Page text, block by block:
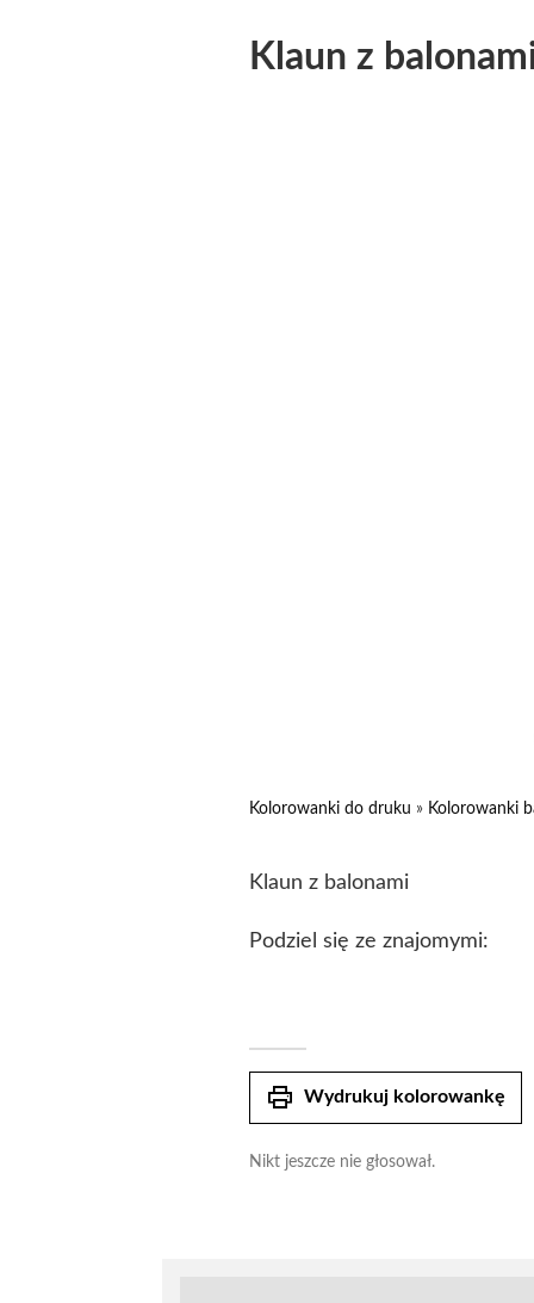
Klaun z
Kolorowanki do druku » Kolorowanki
Klaun z balonami
Podziel się ze znajomymi:
print Wydrukuj kolorowankę
Nikt jeszcze nie głosował.